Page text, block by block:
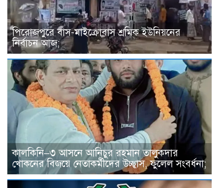
পিরোজপুরে বাস-মাইক্রোবাস শ্রমিক ইউনিয়নের
নির্বাচন আজ;
কালকিনি–৩ আসনে আনিচুর রহমান তালুকদার
খোকনের বিজয়ে নেতাকর্মীদের উচ্ছ্বাস, ফুলেল সংবর্ধনা;